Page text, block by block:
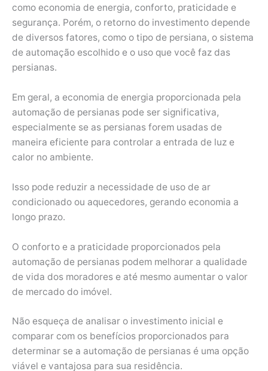
como economia de energia, conforto, praticidade e
segurança. Porém, o retorno do investimento depende
de diversos fatores, como o tipo de persiana, o sistema
de automação escolhido e o uso que você faz das
persianas.
Em geral, a economia de energia proporcionada pela
automação de persianas pode ser significativa,
especialmente se as persianas forem usadas de
maneira eficiente para controlar a entrada de luz e
calor no ambiente.
Isso pode reduzir a necessidade de uso de ar
condicionado ou aquecedores, gerando economia a
longo prazo.
O conforto e a praticidade proporcionados pela
automação de persianas podem melhorar a qualidade
de vida dos moradores e até mesmo aumentar o valor
de mercado do imóvel.
Não esqueça de analisar o investimento inicial e
comparar com os benefícios proporcionados para
determinar se a automação de persianas é uma opção
viável e vantajosa para sua residência.